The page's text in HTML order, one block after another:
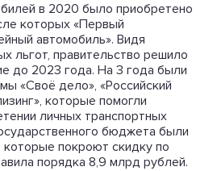
в 2020 было приобретено
которых «Первый
автомобиль». Видя
льгот, правительство решило
до 2023 года. На 3 года были
«Своё дело», «Российский
которые помогли
личных транспортных
бюджета были
покроют скидку по
порядка 8,9 млрд рублей.